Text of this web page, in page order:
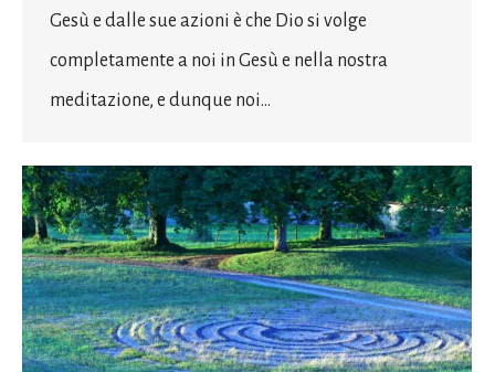
Gesù e dalle sue azioni è che Dio si volge
completamente a noi in Gesù e nella nostra
meditazione, e dunque noi…